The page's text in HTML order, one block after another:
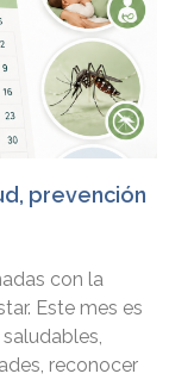
prevención
con la
Este mes es
reconocer